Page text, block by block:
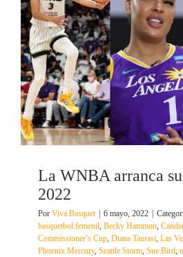
La WNBA arranca
2022
Por Viva Basquet | 6 mayo, 2022 |
basquetbol femenil Becky Hammon
Commissioner’s Cup Diana Taurasi Las
Phoenix Mercury, Seattle Storm Sue Bird